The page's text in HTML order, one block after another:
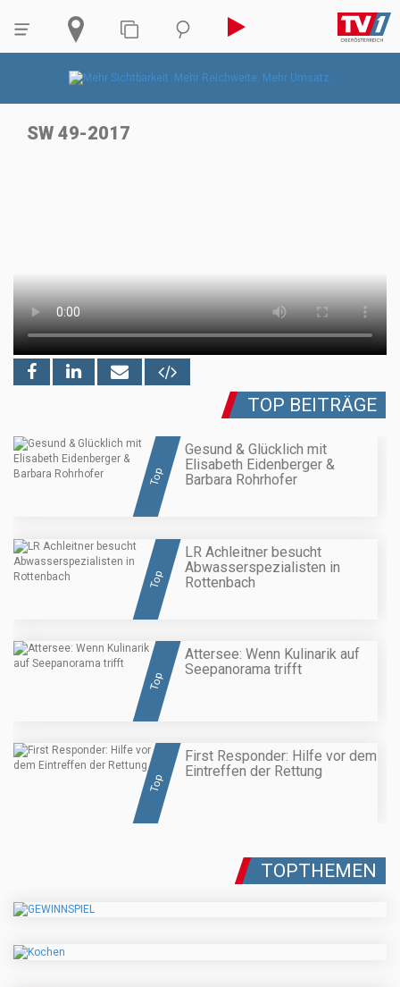
SW 49-2017
TOP BEITRÄGE
Top
Gesund & Glücklich mit
Elisabeth Eidenberger &
Barbara Rohrhofer
Top
LR Achleitner besucht
Abwasserspezialisten in
Rottenbach
Top
Attersee: Wenn Kulinarik auf
Seepanorama trifft
Top
First Responder: Hilfe vor dem
Eintreffen der Rettung
TOPTHEMEN